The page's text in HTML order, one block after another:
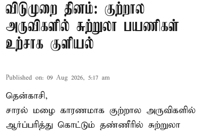
விடுமுறை தினம்: குற்றால
அருவிகளில் சுற்றுலா பயணிகள்
உற்சாக குளியல்
Published on: 09 Aug 2026, 5:17 am
தென்காசி,
சாரல் மழை காரணமாக குற்றால அருவிகளில்
ஆர்ப்பரித்து கொட்டும் தண்ணீரில் சுற்றுலா